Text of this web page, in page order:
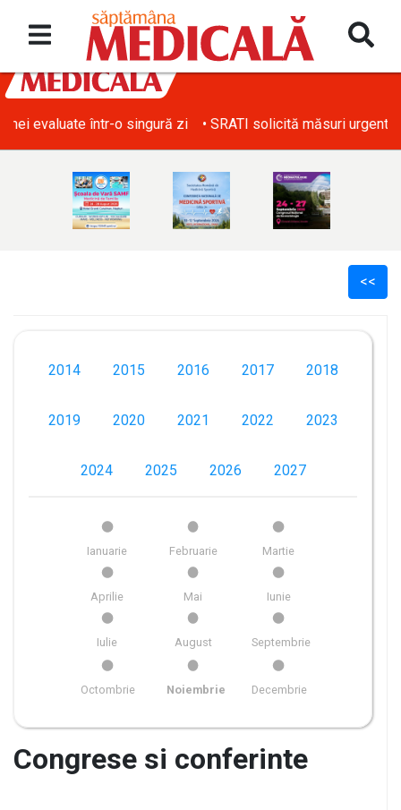
• SRATI solicită măsuri urgente pentru acoperirea deficitului
<<
2014 2015 2016 2017 2018
2019 2020 2021 2022 2023
2024 2025 2026 2027
Ianuarie Februarie Martie
Aprilie Mai Iunie
Iulie August Septembrie
Octombrie Noiembrie Decembrie
Congrese si conferinte